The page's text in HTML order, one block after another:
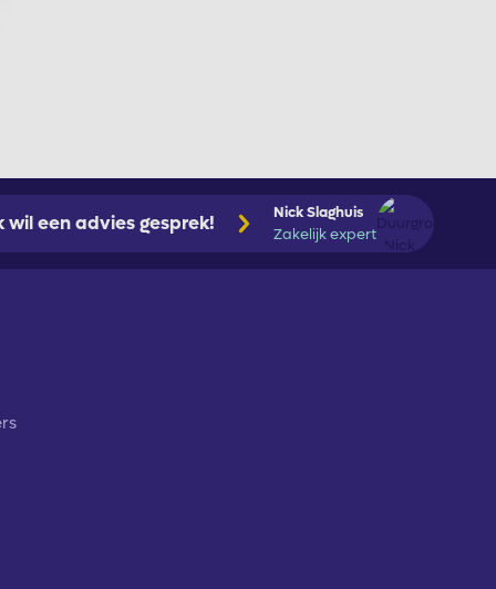
wil een advies gesprek!
Nick Slaghuis
Zakelijk expert